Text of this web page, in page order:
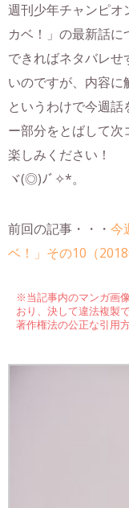
週刊少年チャンピ
カベ！」の最新話に
できればネタバレせ
いのですが、内容に
というわけで今週
ー部分をとばして次
楽しみください！
ヾ(◎)ﾉﾞ✧*。
前回の記事・・・ 今
ベ！」その10（
※当記事内のマンガ画
おり、決して違法複製
著作権法の公正な引用